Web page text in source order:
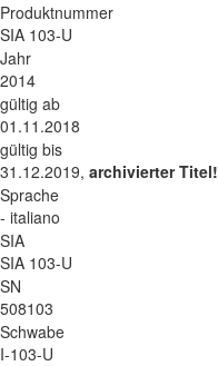
Produktnummer
SIA 103-U
Jahr
2014
gültig ab
01.11.2018
gültig bis
31.12.2019, archivierter Titel!
Sprache
- italiano
SIA
SIA 103-U
SN
508103
Schwabe
I-103-U